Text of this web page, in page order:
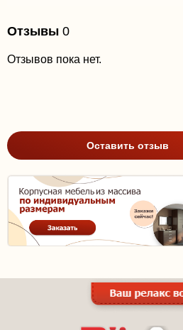
Отзывы 0
Отзывов пока нет.
Оставить отзыв